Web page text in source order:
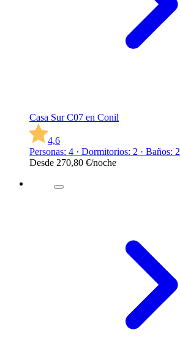
Casa Sur C07 en Conil
4,6
Personas: 4 · Dormitorios: 2 · Baños: 2
Desde 270,80 €/noche